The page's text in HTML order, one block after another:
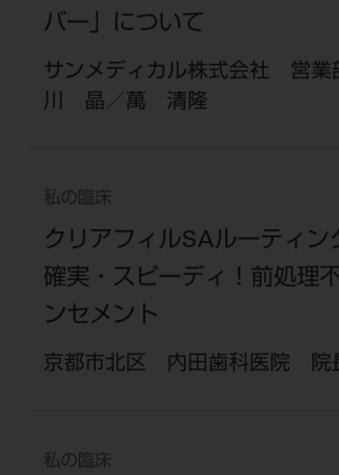
バー」について
サンメディカル株式会社 営
川 晶／萬 清隆
私の臨床
クリアフィルSAルーティン
確実・スピーディ！前処理
ンセメント
京都市北区 内田歯科医院 院
私の臨床